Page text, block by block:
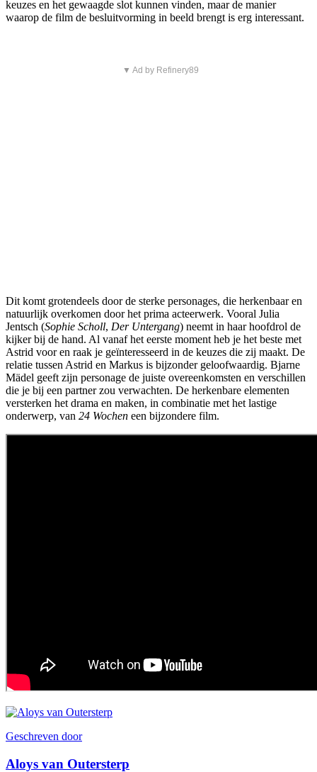
keuzes en het gewaagde slot kunnen vinden, maar de manier
waarop de film de besluitvorming in beeld brengt is erg interessant.
▼ Ad by Refinery89
Dit komt grotendeels door de sterke personages, die herkenbaar en
natuurlijk overkomen door het prima acteerwerk. Vooral Julia
Jentsch (Sophie Scholl, Der Untergang) neemt in haar hoofdrol de
kijker bij de hand. Al vanaf het eerste moment heb je het beste met
Astrid voor en raak je geïnteresseerd in de keuzes die zij maakt. De
relatie tussen Astrid en Markus is bijzonder geloofwaardig. Bjarne
Mädel geeft zijn personage de juiste overeenkomsten en verschillen
die je bij een partner zou verwachten. De herkenbare elementen
versterken het drama en maken, in combinatie met het lastige
onderwerp, van 24 Wochen een bijzondere film.
Geschreven door
Aloys van Outersterp